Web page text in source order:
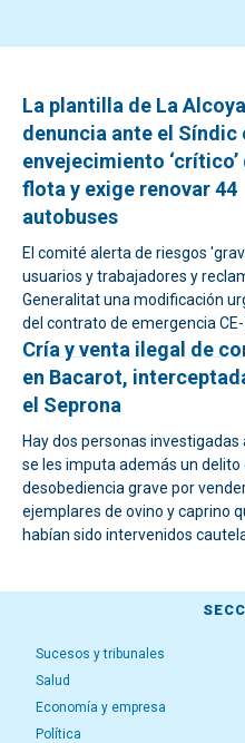
La plantilla de La
denuncia ante el Síndic
envejecimiento ‘crítico’
flota y exige renovar 44
autobuses
El comité alerta de riesgos
usuarios y trabajadores y
Generalitat una modificación
del contrato de emergencia
Cría y venta ilegal de
en Bacarot,
el Seprona
Hay dos personas investigadas
se les imputa además un delito
desobediencia grave por
ejemplares de ovino y caprino
habían sido intervenidos
Sucesos y tribunales
Salud
Economía y empresa
Política